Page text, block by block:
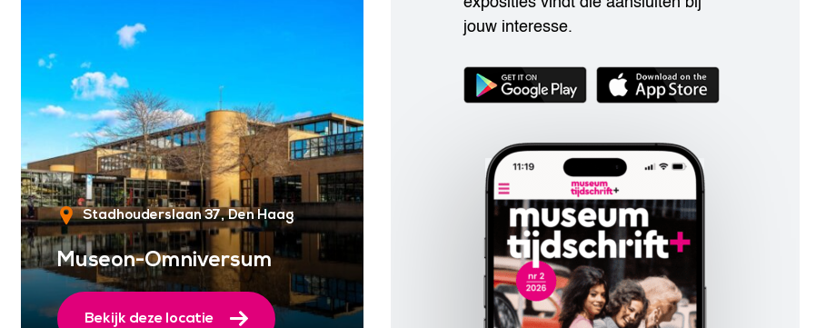
Stadhouderslaan 37 Den Haag
Museon-Omniversum
Bekijk deze locatie
jouw interesse.